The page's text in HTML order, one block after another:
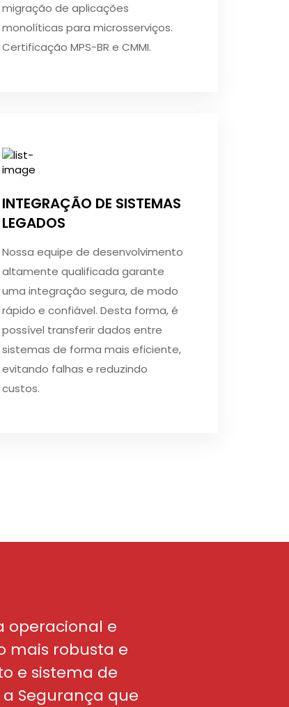
migração de aplicações
monolíticas para microsserviços.
Certificação MPS-BR e CMMI.
INTEGRAÇÃO DE SISTEMAS
LEGADOS
Nossa equipe de desenvolvimento
altamente qualificada garante
uma integração segura, de modo
rápido e confiável. Desta forma, é
possível transferir dados entre
sistemas de forma mais eficiente,
evitando falhas e reduzindo
custos.
operacional e
mais robusta e
e sistema de
Segurança que